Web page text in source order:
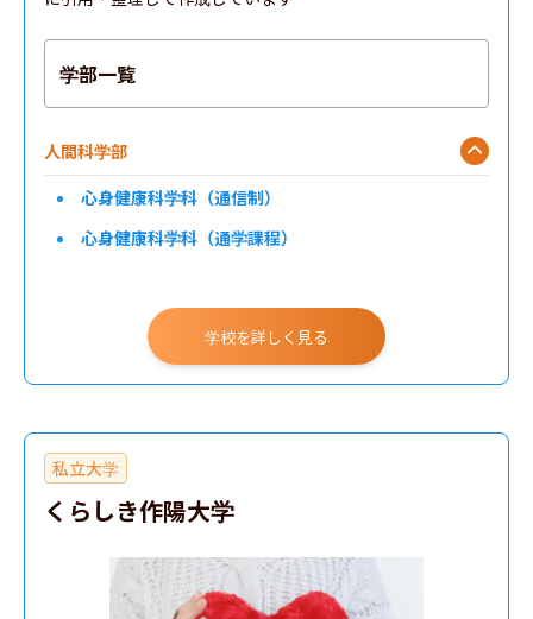
学部一覧
人間科学部
心身健康科学科（通信制）
心身健康科学科（通学課程）
学校を詳しく見る
私立大学
くらしき作陽大学